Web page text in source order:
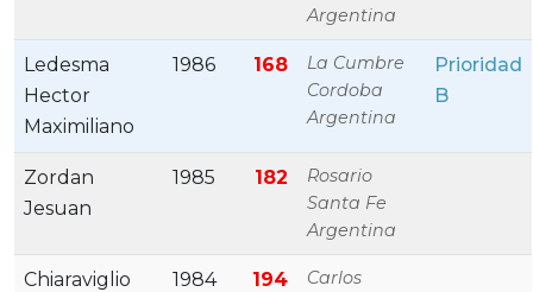
Argentina
Ledesma
Hector
Maximiliano
1986 168
La Cumbre
Cordoba
Argentina
Prioridad
B
Zordan
Jesuan
1985 182
Rosario
Santa Fe
Argentina
Chiaraviglio
1984 194
Carlos